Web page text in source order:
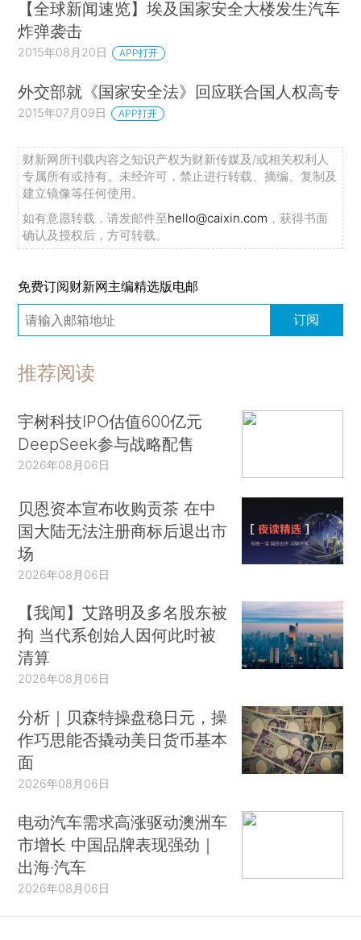
【全球新闻速览】埃及国家安全大楼发生汽车
炸弹袭击
2015年08月20日 APP打开
外交部就《国家安全法》回应联合国人权高专
2015年07月09日 APP打开
财新网所刊载内容之知识产权为财新传媒及/或相关权利人
专属所有或持有。未经许可，禁止进行转载、摘编、复制及
建立镜像等任何使用。
如有意愿转载，请发邮件至hello@caixin.com ，获得书面
确认及授权后，方可转载。
免费订阅财新网主编精选版电邮
订阅
推荐阅读
宇树科技IPO估值600亿元
DeepSeek参与战略配售
2026年08月06日
贝恩资本宣布收购贡茶 在中
国大陆无法注册商标后退出市
场
2026年08月06日
【我闻】艾路明及多名股东被
拘 当代系创始人因何此时被
清算
2026年08月06日
分析｜贝森特操盘稳日元，操
作巧思能否撬动美日货币基本
面
2026年08月06日
电动汽车需求高涨驱动澳洲车
市增长 中国品牌表现强劲｜
出海·汽车
2026年08月06日